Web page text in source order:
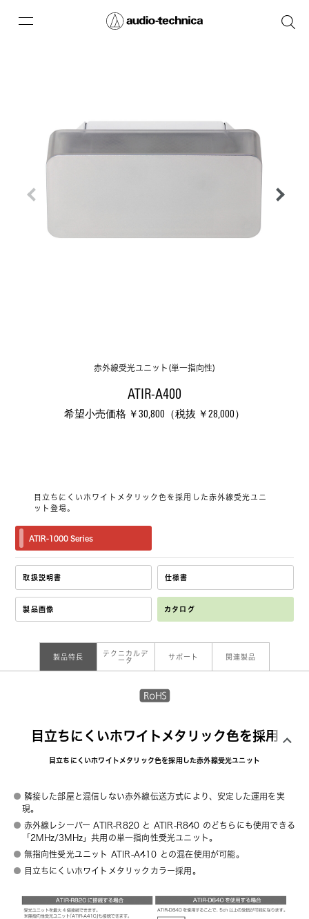
赤外線受光ユニット(単一指向性)
ATIR-A400
希望小売価格 ￥30,800（税抜 ￥28,000）
目立ちにくいホワイトメタリック色を採用した赤外線受光ユニ
ット登場。
ATIR-1000 Series
取扱説明書 仕様書
製品画像 カタログ
製品特長
テクニカルデ
ータ
サポート 関連製品
目立ちにくいホワイトメタリック色を採用
目立ちにくいホワイトメタリック色を採用した赤外線受光ユニット
隣接した部屋と混信しない赤外線伝送方式により、安定した運用を実
現。
赤外線レシーバー ATIR-R820 と ATIR-R840 のどちらにも使用できる
「2MHz/3MHz」共用の単一指向性受光ユニット。
無指向性受光ユニット ATIR-A410 との混在使用が可能。
目立ちにくいホワイトメタリックカラー採用。